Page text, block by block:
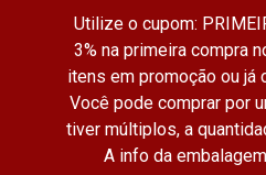
Utilize o cupom:
3% na primeira compra
itens em promoção ou
Você pode comprar por
tiver múltiplos, a
A info da